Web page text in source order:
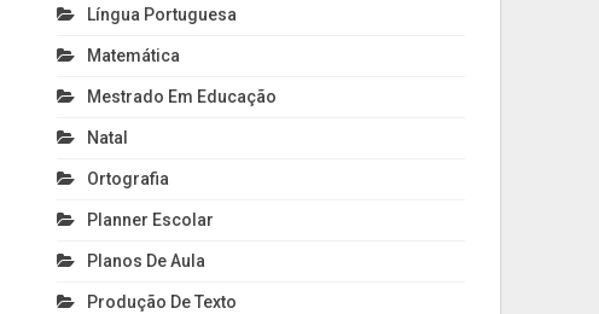
Língua Portuguesa
Matemática
Mestrado Em Educação
Natal
Ortografia
Planner Escolar
Planos De Aula
Produção De Texto